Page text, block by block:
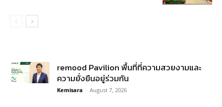
remood Pavilion พื้นที่ที่ความสวยงามและ
ความยั่งยืนอยู่ร่วมกัน
Kemisara - August 7, 2026